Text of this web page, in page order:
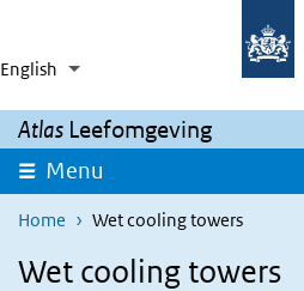
English Language switcher
List additional actions
Collapsed
Atlas Leefomgeving
Menu
Home Wet cooling towers
Wet cooling towers